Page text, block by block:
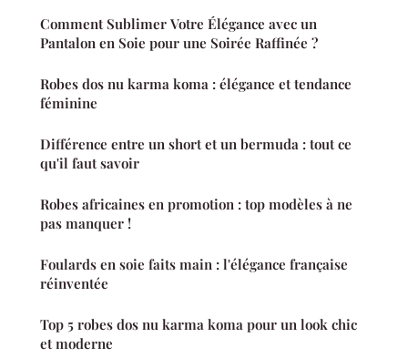
Comment Sublimer Votre Élégance avec un
Pantalon en Soie pour une Soirée Raffinée ?
Robes dos nu karma koma : élégance et tendance
féminine
Différence entre un short et un bermuda : tout ce
qu'il faut savoir
Robes africaines en promotion : top modèles à ne
pas manquer !
Foulards en soie faits main : l'élégance française
réinventée
Top 5 robes dos nu karma koma pour un look chic
et moderne